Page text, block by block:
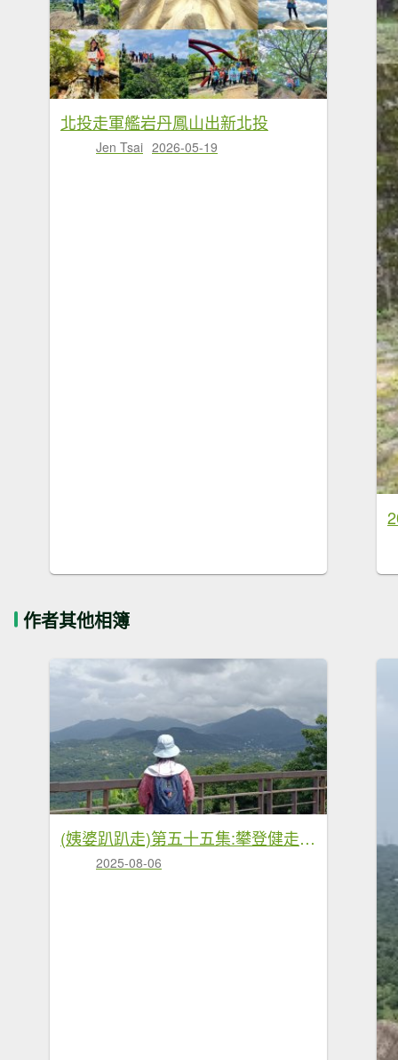
北投走軍艦岩丹鳳山出新北投
Jen Tsai 2026-05-19
作者其他相簿
(姨婆趴趴走)第五十五集:攀登健走台北大崙頭尾山親山步道環狀一圈
2025-08-06